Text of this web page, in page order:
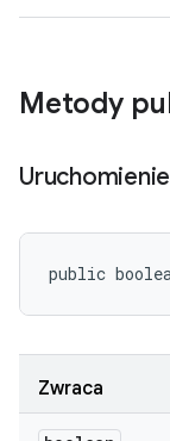
Metody
Uruchomienie
public
Zwraca